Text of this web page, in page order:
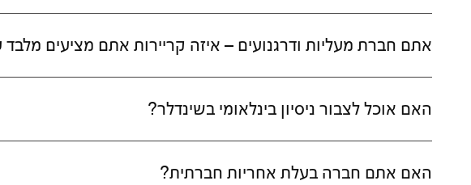
אתם חברת מעליות ודרגנועים – איזה קריירות אתם מציעים מלבד
האם אוכל לצבור ניסיון בינלאומי בשינדלר?
האם אתם חברה בעלת אחריות חברתית?